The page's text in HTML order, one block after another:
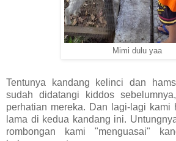
Mimi dulu yaa
Tentunya kandang kelinci dan
sudah didatangi kiddos
perhatian mereka. Dan lagi-lagi kami
lama di kedua kandang ini.
rombongan kami "menguasai"